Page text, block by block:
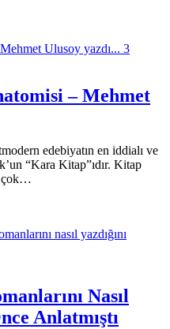
– Mehmet
edebiyatın en iddialı ve
“Kara Kitap”ıdır. Kitap
çok…
Nasıl
Anlatmıştı